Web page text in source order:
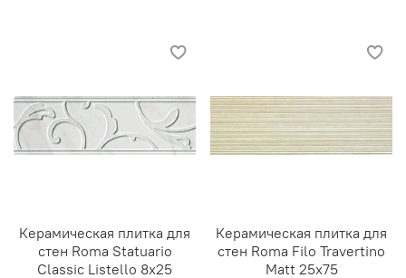
Керамическая плитка для
стен Roma Statuario
Classic Listello 8x25
Керамическая плитка для
стен Roma Filo Travertino
Matt 25x75